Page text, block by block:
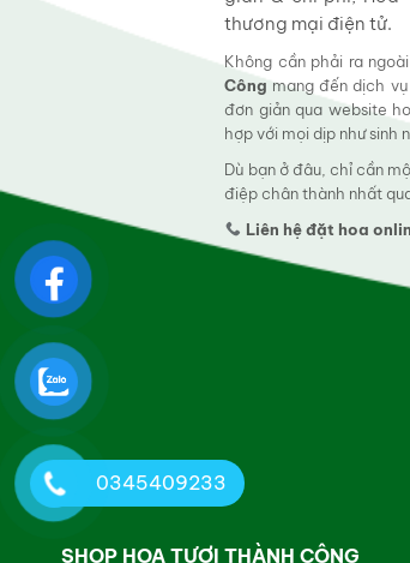
thương mại điện tử.
Không cần phải ra
Công mang đến dịch vụ
đơn giản qua website
hợp với mọi dịp như sinh
Dù bạn ở đâu, chỉ cần
điệp chân thành nhất
Liên hệ đặt hoa
SHOP HOA TƯƠI THÀNH CÔNG
0345409233